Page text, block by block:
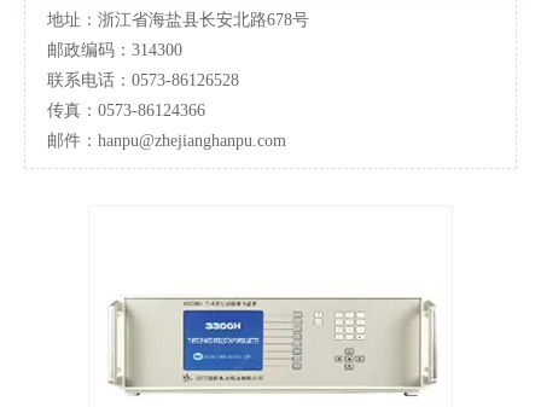
地址：浙江省海盐县长安北路678号
邮政编码：314300
联系电话：0573-86126528
传真：0573-86124366
邮件：hanpu@zhejianghanpu.com